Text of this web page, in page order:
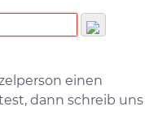
einen
dann schreib uns